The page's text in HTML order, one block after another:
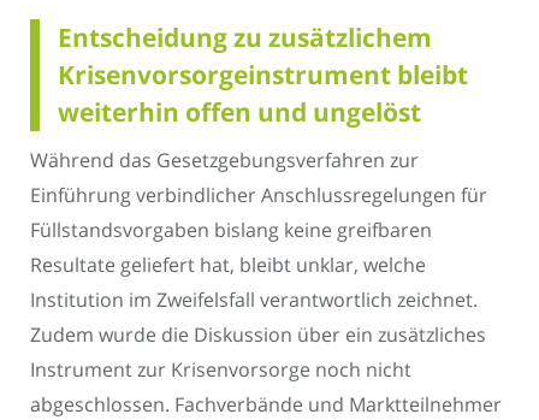
Entscheidung zu zusätzlichem
Krisenvorsorgeinstrument bleibt
weiterhin offen und ungelöst
Während das Gesetzgebungsverfahren zur
Einführung verbindlicher Anschlussregelungen für
Füllstandsvorgaben bislang keine greifbaren
Resultate geliefert hat, bleibt unklar, welche
Institution im Zweifelsfall verantwortlich zeichnet.
Zudem wurde die Diskussion über ein zusätzliches
Instrument zur Krisenvorsorge noch nicht
abgeschlossen. Fachverbände und Marktteilnehmer